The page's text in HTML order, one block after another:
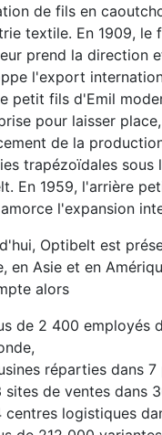
de fils en
textile. En 1909, le
prend la direction
l'export
petit fils d'Emil
pour laisser
de la
trapézoïdales sous
En 1959, l'arrière
l'expansion
Optibelt est
en Asie et en
alors
de 2 400 employés
réparties dans 7
sites de ventes dans
centres logistiques